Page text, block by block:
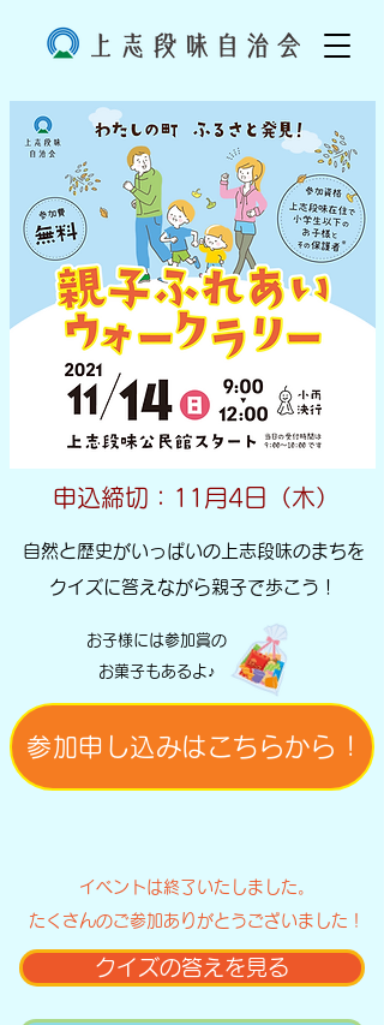
申込締切：11月4日（木）
お子様には​参加賞の
お菓子もあるよ♪
参加申し込みはこちらから !
イベントは終了いたしました。
​たくさんのご参加ありがとうございました！
クイズの答えを見る
自然と歴史がいっぱいの上志段味のまちを
​クイズに答えながら親子で歩こう！